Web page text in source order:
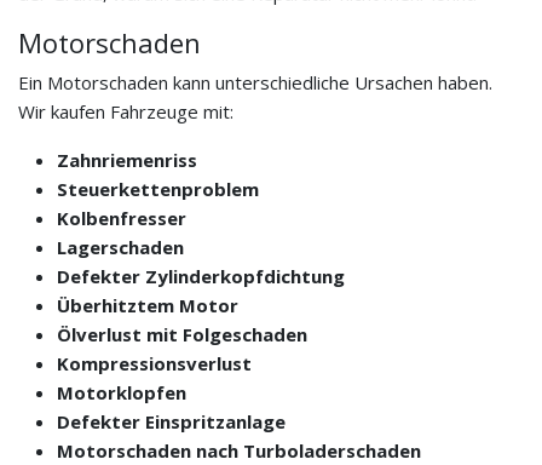
Motorschaden
Ein Motorschaden kann unterschiedliche Ursachen haben.
Wir kaufen Fahrzeuge mit:
Zahnriemenriss
Steuerkettenproblem
Kolbenfresser
Lagerschaden
Defekter Zylinderkopfdichtung
Überhitztem Motor
Ölverlust mit Folgeschaden
Kompressionsverlust
Motorklopfen
Defekter Einspritzanlage
Motorschaden nach Turboladerschaden